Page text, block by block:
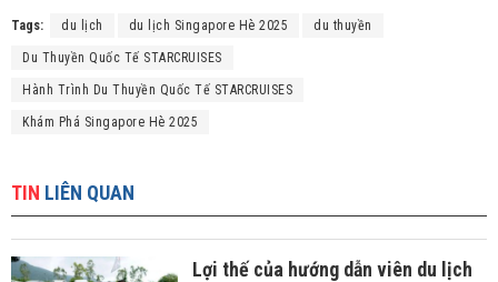
Tags: du lịch du lịch Singapore Hè 2025 du thuyền
Du Thuyền Quốc Tế STARCRUISES
Hành Trình Du Thuyền Quốc Tế STARCRUISES
Khám Phá Singapore Hè 2025
TIN LIÊN QUAN
Lợi thế của hướng dẫn viên du lịch